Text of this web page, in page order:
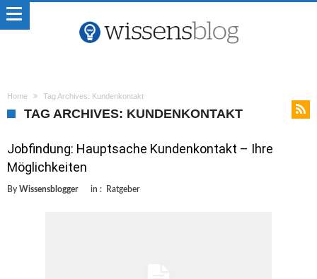
Home Tag Archives: Kundenkontakt
TAG ARCHIVES: KUNDENKONTAKT
Jobfindung: Hauptsache Kundenkontakt – Ihre
Möglichkeiten
By Wissensblogger in : Ratgeber